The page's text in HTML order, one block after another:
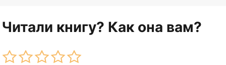
Читали книгу? Как она вам?